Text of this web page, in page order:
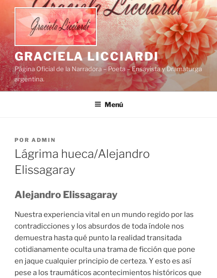
Saltar
contenido
GRACIELA LICCIARDI
Página Oficial de la Narradora – Poeta – Ensayista y Dramaturga
argentina.
Menú
PUBLICADO
EL
POR ADMIN
Lágrima hueca/Alejandro
Elissagaray
Alejandro Elissagaray
Nuestra experiencia vital en un mundo regido por las
contradicciones y los absurdos de toda índole nos
demuestra hasta qué punto la realidad transitada
cotidianamente oculta una trama de ficción que pone
en jaque cualquier principio de certeza. Y esto es así
pese a los traumáticos acontecimientos históricos que